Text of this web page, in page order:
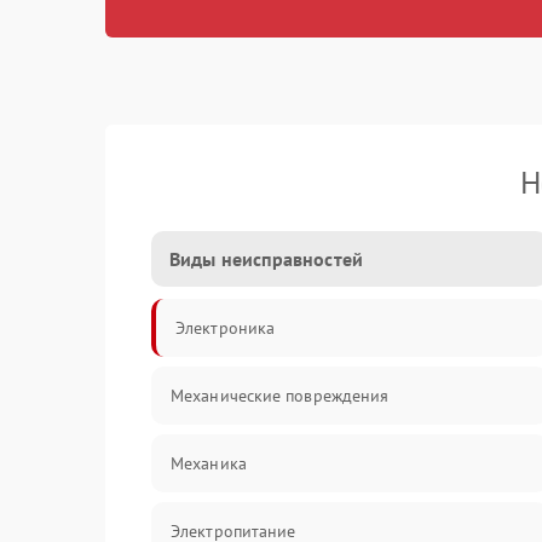
Виды неисправностей
Электроника
Механические повреждения
Механика
Электропитание